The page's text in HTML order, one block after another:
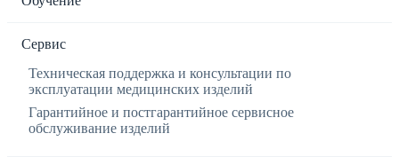
Сервис
Техническая поддержка и консультации по
эксплуатации медицинских изделий
Гарантийное и постгарантийное сервисное
обслуживание изделий